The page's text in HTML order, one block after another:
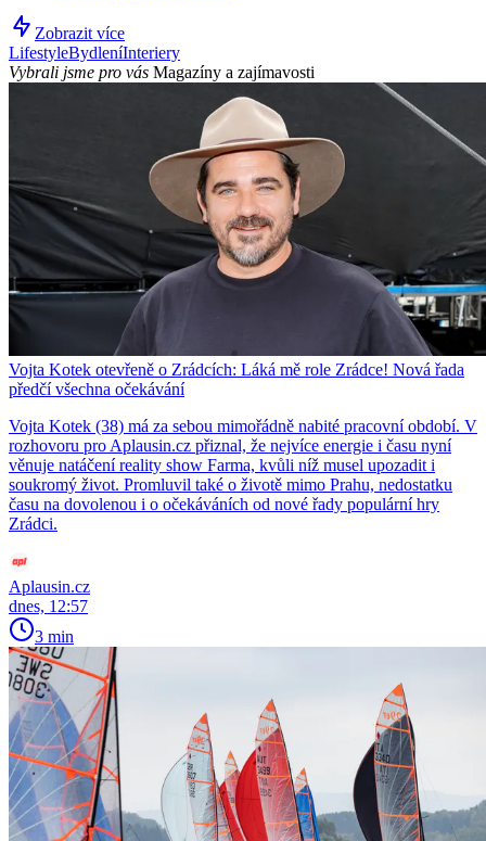
Zobrazit více
LifestyleBydleníInteriery
Vybrali jsme pro vás Magazíny a zajímavosti
Vojta Kotek otevřeně o Zrádcích: Láká mě role Zrádce! Nová řada
předčí všechna očekávání
Vojta Kotek (38) má za sebou mimořádně nabité pracovní období. V
rozhovoru pro Aplausin.cz přiznal, že nejvíce energie i času nyní
věnuje natáčení reality show Farma, kvůli níž musel upozadit i
soukromý život. Promluvil také o životě mimo Prahu, nedostatku
času na dovolenou i o očekáváních od nové řady populární hry
Zrádci.
Aplausin.cz
dnes, 12:57
3 min